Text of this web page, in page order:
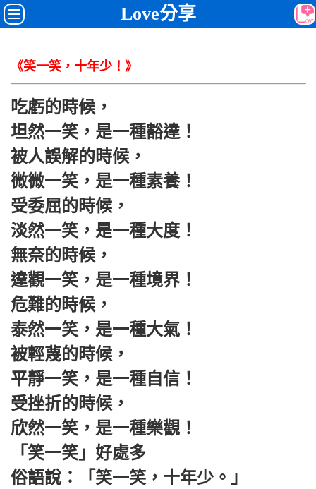
Love分享
《笑一笑，十年少！》
吃虧的時候，
坦然一笑，是一種豁達！
被人誤解的時候，
微微一笑，是一種素養！
受委屈的時候，
淡然一笑，是一種大度！
無奈的時候，
達觀一笑，是一種境界！
危難的時候，
泰然一笑，是一種大氣！
被輕蔑的時候，
平靜一笑，是一種自信！
受挫折的時候，
欣然一笑，是一種樂觀！
「笑一笑」好處多
俗語說：「笑一笑，十年少。」